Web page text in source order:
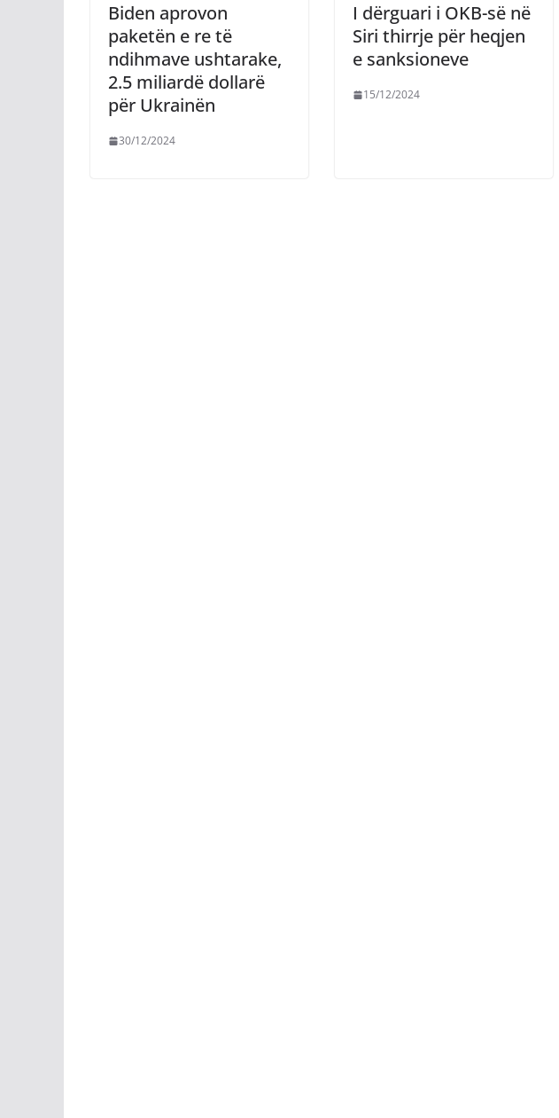
Biden aprovon
paketën e re të
ndihmave ushtarake,
2.5 miliardë dollarë
për Ukrainën
30/12/2024
I dërguari i OKB-së në
Siri thirrje për heqjen
e sanksioneve
15/12/2024